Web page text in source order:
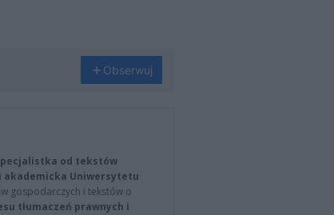
Obserwuj
od tekstów
akademicka Uniwersytetu
gospodarczych i tekstów o
tłumaczeń prawnych i